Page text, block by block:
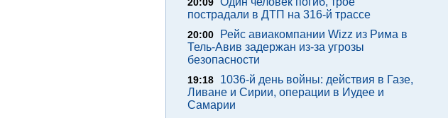
пострадали в ДТП на 316-й трассе
20:00
Рейс авиакомпании Wizz из Рима в
Тель-Авив задержан из-за угрозы
безопасности
19:18
1036-й день войны: действия в Газе,
Ливане и Сирии, операции в Иудее и
Самарии